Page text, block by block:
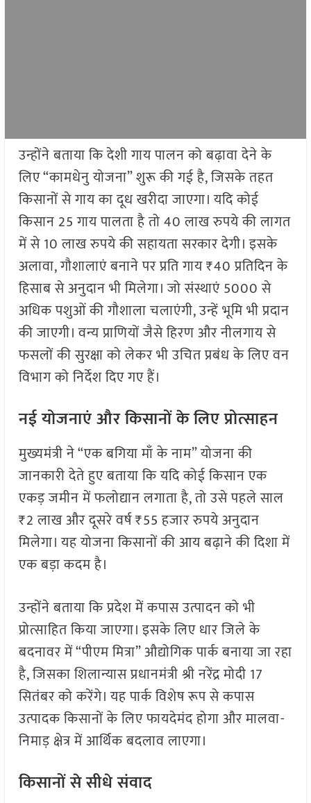
उन्होंने बताया कि देशी गाय पालन को बढ़ावा देने के
लिए “कामधेनु योजना” शुरू की गई है, जिसके तहत
किसानों से गाय का दूध खरीदा जाएगा। यदि कोई
किसान 25 गाय पालता है तो 40 लाख रुपये की लागत
में से 10 लाख रुपये की सहायता सरकार देगी। इसके
अलावा, गौशालाएं बनाने पर प्रति गाय ₹40 प्रतिदिन के
हिसाब से अनुदान भी मिलेगा। जो संस्थाएं 5000 से
अधिक पशुओं की गौशाला चलाएंगी, उन्हें भूमि भी प्रदान
की जाएगी। वन्य प्राणियों जैसे हिरण और नीलगाय से
फसलों की सुरक्षा को लेकर भी उचित प्रबंध के लिए वन
विभाग को निर्देश दिए गए हैं।
नई योजनाएं और किसानों के लिए प्रोत्साहन
मुख्यमंत्री ने “एक बगिया माँ के नाम” योजना की
जानकारी देते हुए बताया कि यदि कोई किसान एक
एकड़ जमीन में फलोद्यान लगाता है, तो उसे पहले साल
₹2 लाख और दूसरे वर्ष ₹55 हजार रुपये अनुदान
मिलेगा। यह योजना किसानों की आय बढ़ाने की दिशा में
एक बड़ा कदम है।
उन्होंने बताया कि प्रदेश में कपास उत्पादन को भी
प्रोत्साहित किया जाएगा। इसके लिए धार जिले के
बदनावर में “पीएम मित्रा” औद्योगिक पार्क बनाया जा रहा
है, जिसका शिलान्यास प्रधानमंत्री श्री नरेंद्र मोदी 17
सितंबर को करेंगे। यह पार्क विशेष रूप से कपास
उत्पादक किसानों के लिए फायदेमंद होगा और मालवा-
निमाड़ क्षेत्र में आर्थिक बदलाव लाएगा।
किसानों से सीधे संवाद